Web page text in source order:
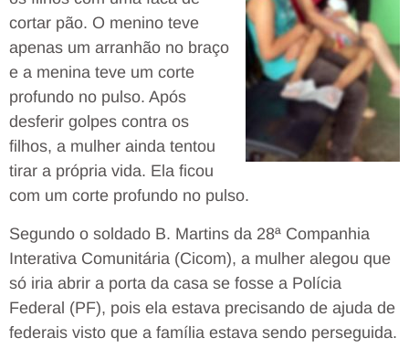
cortar pão. O menino teve
apenas um arranhão no braço
e a menina teve um corte
profundo no pulso. Após
desferir golpes contra os
filhos, a mulher ainda tentou
tirar a própria vida. Ela ficou
com um corte profundo no pulso.
Segundo o soldado B. Martins da 28ª Companhia
Interativa Comunitária (Cicom), a mulher alegou que
só iria abrir a porta da casa se fosse a Polícia
Federal (PF), pois ela estava precisando de ajuda de
federais visto que a família estava sendo perseguida.